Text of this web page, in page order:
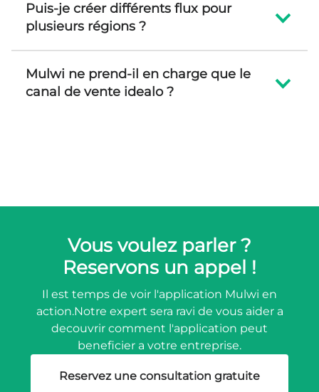
Puis-je créer différents flux pour
plusieurs régions ?
Mulwi ne prend-il en charge que le
canal de vente idealo ?
Vous voulez parler ?
Reservons un appel !
Il est temps de voir l'application Mulwi en
action.Notre expert sera ravi de vous aider a
decouvrir comment l'application peut
beneficier a votre entreprise.
Reservez une consultation gratuite